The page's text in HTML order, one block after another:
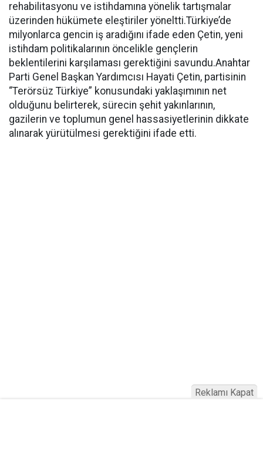
rehabilitasyonu ve istihdamına yönelik tartışmalar
üzerinden hükümete eleştiriler yöneltti.Türkiye’de
milyonlarca gencin iş aradığını ifade eden Çetin, yeni
istihdam politikalarının öncelikle gençlerin
beklentilerini karşılaması gerektiğini savundu.Anahtar
Parti Genel Başkan Yardımcısı Hayati Çetin, partisinin
“Terörsüz Türkiye” konusundaki yaklaşımının net
olduğunu belirterek, sürecin şehit yakınlarının,
gazilerin ve toplumun genel hassasiyetlerinin dikkate
alınarak yürütülmesi gerektiğini ifade etti.
Reklamı Kapat